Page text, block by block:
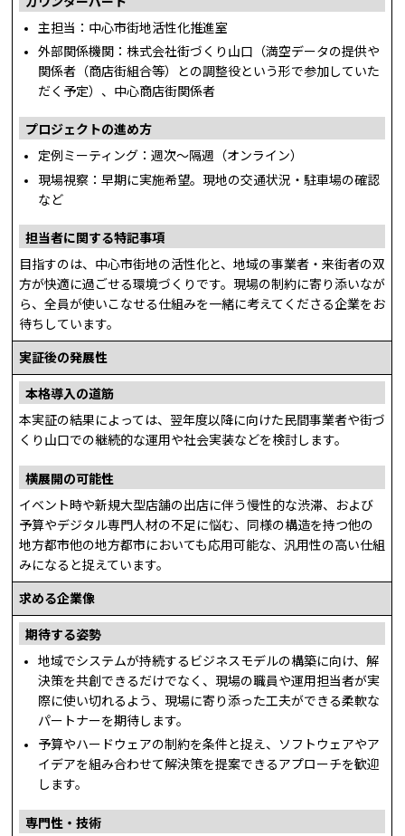
主担当：中心市街地活性化推進室
外部関係機関：株式会社街づくり山口（満空データの提供や
関係者（商店街組合等）との調整役という形で参加していた
だく予定）、中心商店街関係者
プロジェクトの進め方
定例ミーティング：週次～隔週（オンライン）
現場視察：早期に実施希望。現地の交通状況・駐車場の確認
など
担当者に関する特記事項
目指すのは、中心市街地の活性化と、地域の事業者・来街者の双
方が快適に過ごせる環境づくりです。現場の制約に寄り添いなが
ら、全員が使いこなせる仕組みを一緒に考えてくださる企業をお
待ちしています。
実証後の発展性
本格導入の道筋
本実証の結果によっては、翌年度以降に向けた民間事業者や街づ
くり山口での継続的な運用や社会実装などを検討します。
横展開の可能性
イベント時や新規大型店舗の出店に伴う慢性的な渋滞、および
予算やデジタル専門人材の不足に悩む、同様の構造を持つ他の
地方都市他の地方都市においても応用可能な、汎用性の高い仕組
みになると捉えています。
求める企業像
期待する姿勢
地域でシステムが持続するビジネスモデルの構築に向け、解
決策を共創できるだけでなく、現場の職員や運用担当者が実
際に使い切れるよう、現場に寄り添った工夫ができる柔軟な
パートナーを期待します。
予算やハードウェアの制約を条件と捉え、ソフトウェアやア
イデアを組み合わせて解決策を提案できるアプローチを歓迎
します。
専門性・技術